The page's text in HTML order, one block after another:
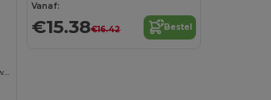
Popeline overhemd met lange mouwen voor dames
Vanaf:
€15.38€16.42 Bestel